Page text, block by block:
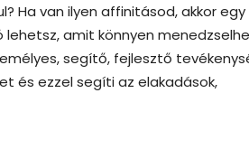
Ha van ilyen affinitásod, akkor egy
amit könnyen
segítő, fejlesztő
és ezzel segíti az elakadások,